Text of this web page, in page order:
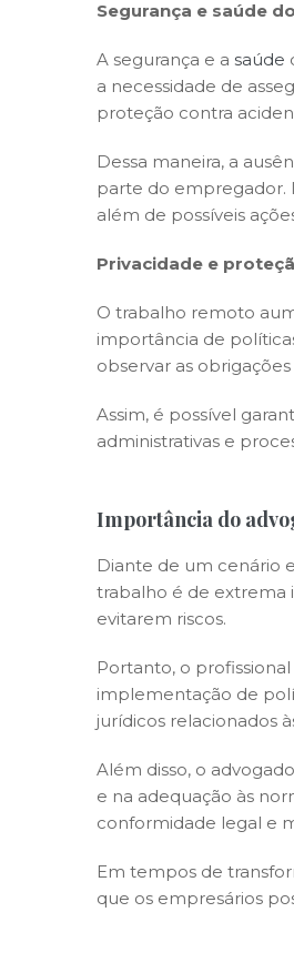
Segurança e saúde
A segurança e a saúde
a necessidade de
proteção contra
Dessa maneira, a
parte do empregador.
além de possíveis
Privacidade e
O trabalho remoto
importância de
observar as
Assim, é possível
administrativas e
Importância do
Diante de um cenário
trabalho é de extrema
evitarem riscos.
Portanto, o
implementação de
jurídicos relacionados
Além disso, o
e na adequação às
conformidade legal e
Em tempos de
que os empresários